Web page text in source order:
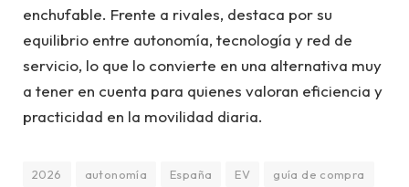
enchufable. Frente a rivales, destaca por su
equilibrio entre autonomía, tecnología y red de
servicio, lo que lo convierte en una alternativa muy
a tener en cuenta para quienes valoran eficiencia y
practicidad en la movilidad diaria.
2026 autonomía España EV
guía de compra